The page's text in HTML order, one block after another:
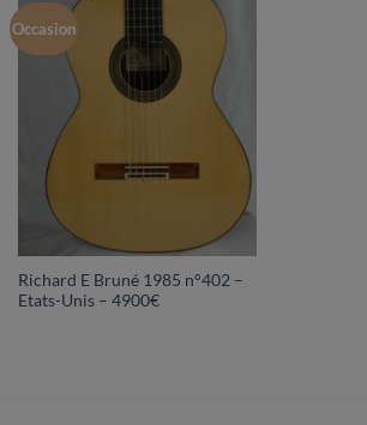
Occasion
Richard E Bruné 1985 n°402 –
Etats-Unis – 4900€